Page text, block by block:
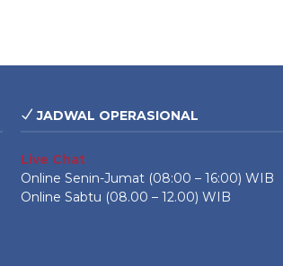
JADWAL OPERASIONAL
Live Chat
Online Senin-Jumat (08:00 – 16:00) WIB
Online Sabtu (08.00 – 12.00) WIB